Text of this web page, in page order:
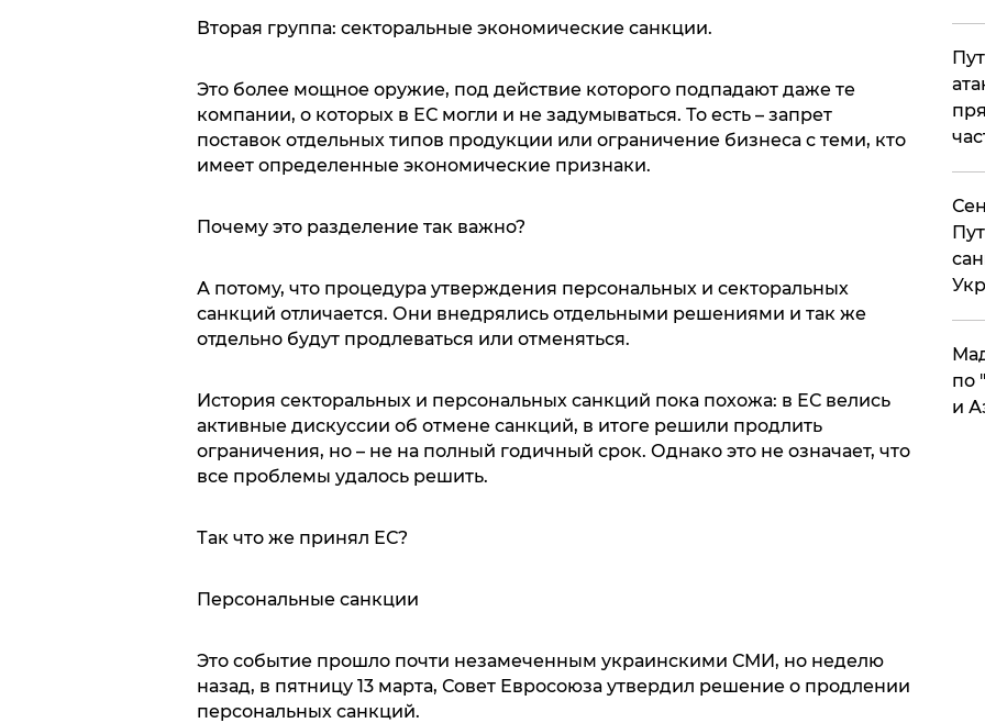
Вторая группа: секторальные экономические санкции.
Это более мощное оружие, под действие которого подпадают даже те
компании, о которых в ЕС могли и не задумываться. То есть – запрет
поставок отдельных типов продукции или ограничение бизнеса с теми, кто
имеет определенные экономические признаки.
Почему это разделение так важно?
А потому, что процедура утверждения персональных и секторальных
санкций отличается. Они внедрялись отдельными решениями и так же
отдельно будут продлеваться или отменяться.
История секторальных и персональных санкций пока похожа: в ЕС велись
активные дискуссии об отмене санкций, в итоге решили продлить
ограничения, но – не на полный годичный срок. Однако это не означает, что
все проблемы удалось решить.
Так что же принял ЕС?
Персональные санкции
Это событие прошло почти незамеченным украинскими СМИ, но неделю
назад, в пятницу 13 марта, Совет Евросоюза утвердил решение о продлении
персональных санкций.
по
и